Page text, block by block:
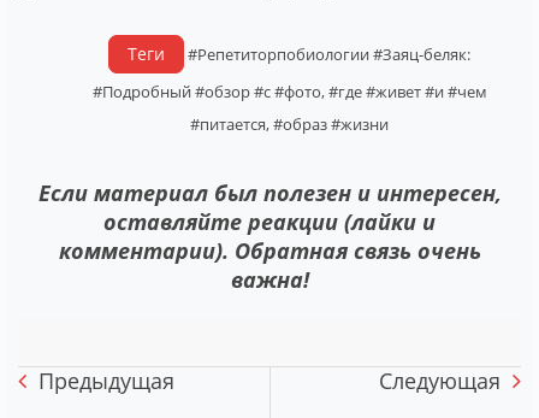
Теги #Репетиторпобиологии#Заяц-беляк:
#Подробный#обзор#с#фото,#где#живет#и#чем
#питается,#образ#жизни
Если материал был полезен и интересен,
оставляйте реакции (лайки и
комментарии). Обратная связь очень
важна!
Предыдущая Следующая